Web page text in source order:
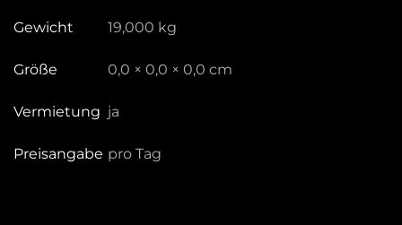
Gewicht 19,000 kg
Größe 0,0 × 0,0 × 0,0 cm
Vermietung ja
Preisangabe pro Tag